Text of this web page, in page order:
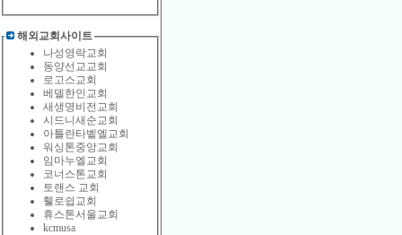
해외교회사이트
나성영락교회
동양선교교회
로고스교회
베델한인교회
새생명비전교회
시드니새순교회
아틀란타벹엘교회
워싱톤중앙교회
임마누엘교회
코너스톤교회
토랜스 교회
휄로쉽교회
휴스톤서울교회
kcmusa